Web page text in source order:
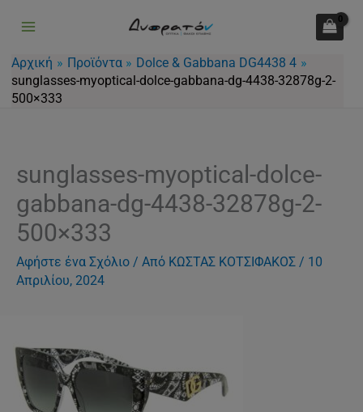
περιεχόμενο
Αρχική Προϊόντα
Dolce & Gabbana DG4438 4
sunglasses-myoptical-dolce-gabbana-dg-4438-32878g-2-
500×333
sunglasses-myoptical-dolce-
gabbana-dg-4438-32878g-2-
500×333
Αφήστε ένα Σχόλιο / Από ΚΩΣΤΑΣ ΚΟΤΣΙΦΑΚΟΣ / 10
Απριλίου, 2024